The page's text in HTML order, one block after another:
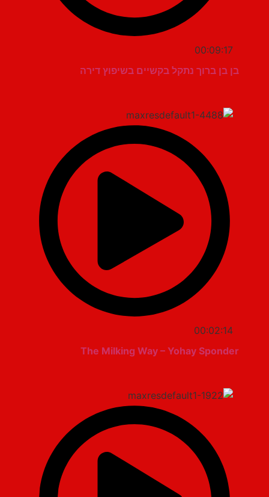
00:09:17
בן בן ברוך נתקל בקשיים בשיפוץ דירה
00:02:14
The Milking Way – Yohay Sponder